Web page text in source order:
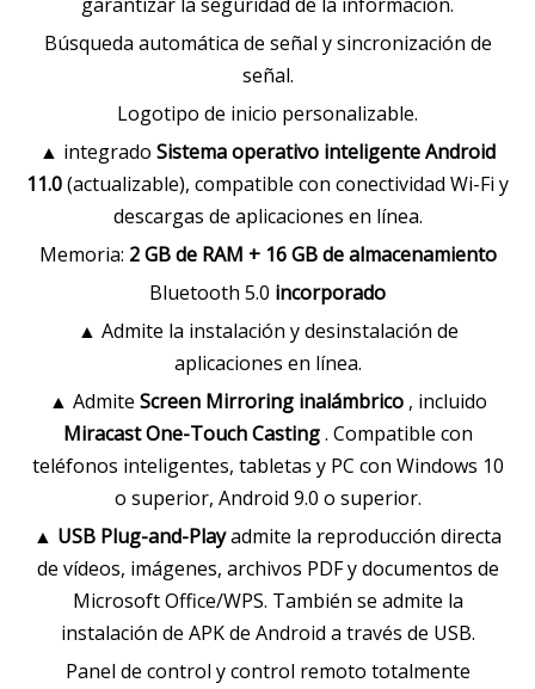
Búsqueda automática de señal y sincronización de
señal.
Logotipo de inicio personalizable.
▲ integrado Sistema operativo inteligente Android
11.0(actualizable), compatible con conectividad Wi-Fi y
descargas de aplicaciones en línea.
Memoria: 2 GB de RAM + 16 GB de almacenamiento
Bluetooth 5.0 incorporado
▲ Admite la instalación y desinstalación de
aplicaciones en línea.
▲ Admite Screen Mirroring inalámbrico , incluido
Miracast One-Touch Casting. Compatible con
teléfonos inteligentes, tabletas y PC con Windows 10
o superior, Android 9.0 o superior.
▲ USB Plug-and-Playadmite la reproducción directa
de vídeos, imágenes, archivos PDF y documentos de
Microsoft Office/WPS. También se admite la
instalación de APK de Android a través de USB.
Panel de control y control remoto totalmente